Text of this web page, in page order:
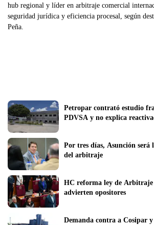
hub regional y líder en arbitraje comercial
seguridad jurídica y eficiencia procesal, según
Peña.
Petropar contrató estudio
PDVSA y no explica
Por tres días, Asunción
del arbitraje
HC reforma ley de Arbitraje
advierten opositores
Demanda contra a Cosipar